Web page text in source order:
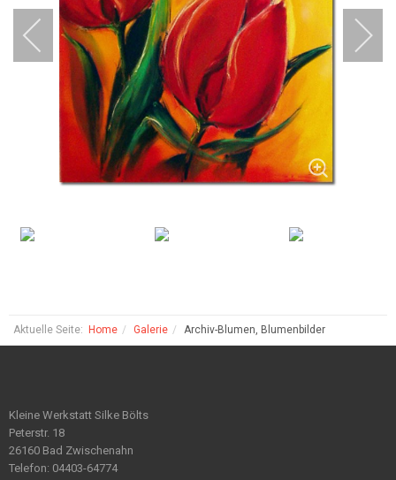
Aktuelle Seite: Home Galerie Archiv-Blumen, Blumenbilder
Kleine Werkstatt Silke Bölts
Peterstr. 18
26160 Bad Zwischenahn
Telefon: 04403-64774